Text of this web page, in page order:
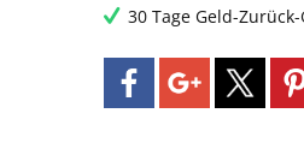
30 Tage Geld-